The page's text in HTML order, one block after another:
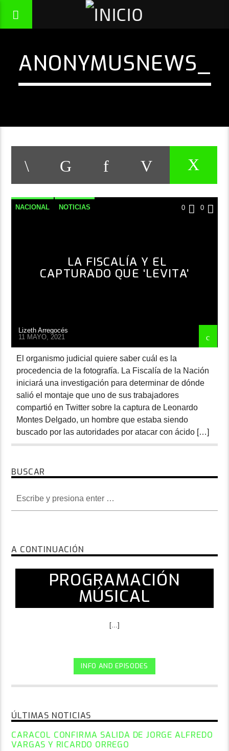
ANONYMUSNEWS_
NACIONAL NOTICIAS 0 0
LA FISCALÍA Y EL
CAPTURADO QUE ‘LEVITA’
Lizeth Arregocés
11 MAYO, 2021
El organismo judicial quiere saber cuál es la
procedencia de la fotografía. La Fiscalía de la Nación
iniciará una investigación para determinar de dónde
salió el montaje que uno de sus trabajadores
compartió en Twitter sobre la captura de Leonardo
Montes Delgado, un hombre que estaba siendo
buscado por las autoridades por atacar con ácido […]
BUSCAR
A CONTINUACIÓN
PROGRAMACIÓN
MÚSICAL
[...]
INFO AND EPISODES
ÚLTIMAS NOTICIAS
CARACOL CONFIRMA SALIDA DE JORGE ALFREDO
VARGAS Y RICARDO ORREGO